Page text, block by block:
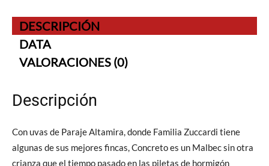
DESCRIPCIÓN
DATA
VALORACIONES (0)
Descripción
Con uvas de Paraje Altamira, donde Familia Zuccardi tiene
algunas de sus mejores fincas, Concreto es un Malbec sin otra
crianza que el tiempo pasado en las piletas de hormigón